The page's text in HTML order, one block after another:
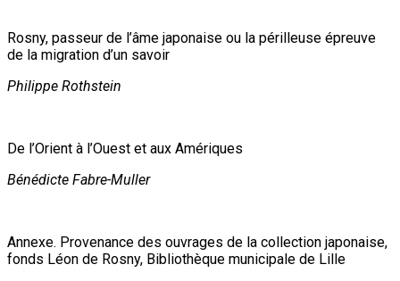
Rosny, passeur de l’âme japonaise ou la périlleuse épreuve
de la migration d’un savoir
Philippe Rothstein
De l’Orient à l’Ouest et aux Amériques
Bénédicte Fabre-Muller
Annexe. Provenance des ouvrages de la collection japonaise,
fonds Léon de Rosny, Bibliothèque municipale de Lille